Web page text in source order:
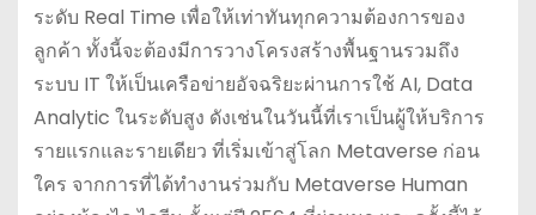
ระดับ Real Time เพื่อให้เท่าทันทุกความต้องการของ
ลูกค้า ทั้งนี้จะต้องมีการวางโครงสร้างพื้นฐานรวมถึง
ระบบ IT ให้เป็นเครือข่ายอัจฉริยะผ่านการใช้ AI, Data
Analytic ในระดับสูง ดังเช่นในวันนี้ที่เราเป็นผู้ให้บริการ
รายแรกและรายเดียว ที่เริ่มเข้าสู่โลก Metaverse ก่อน
ใคร จากการที่ได้ทำงานร่วมกับ Metaverse Human